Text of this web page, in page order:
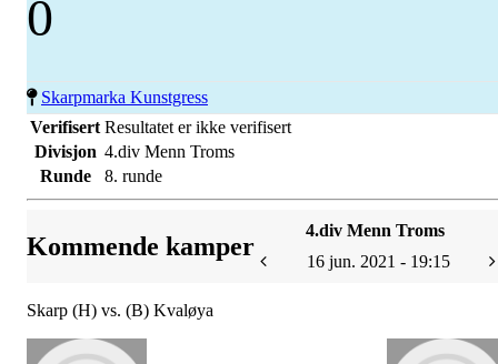
0
Skarpmarka Kunstgress
Verifisert Resultatet er ikke verifisert
Divisjon 4.div Menn Troms
Runde
8. runde
Kommende kamper
4.div Menn Troms
16 jun. 2021 - 19:15
Skarp (H) vs. (B) Kvaløya